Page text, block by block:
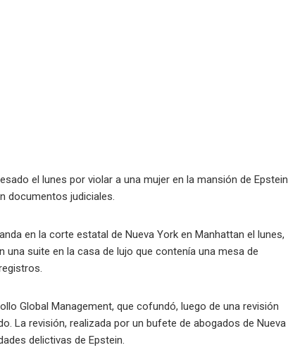
el lunes por violar a una mujer en la mansión de Epstein
documentos judiciales.
en la corte estatal de Nueva York en Manhattan el lunes,
una suite en la casa de lujo que contenía una mesa de
Global Management, que cofundó, luego de una revisión
La revisión, realizada por un bufete de abogados de Nueva
delictivas de Epstein.